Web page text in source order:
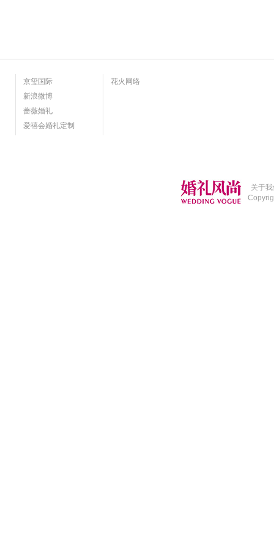
京玺国际
新浪微博
蔷薇婚礼
爱禧会婚礼定制
花火网络
关于